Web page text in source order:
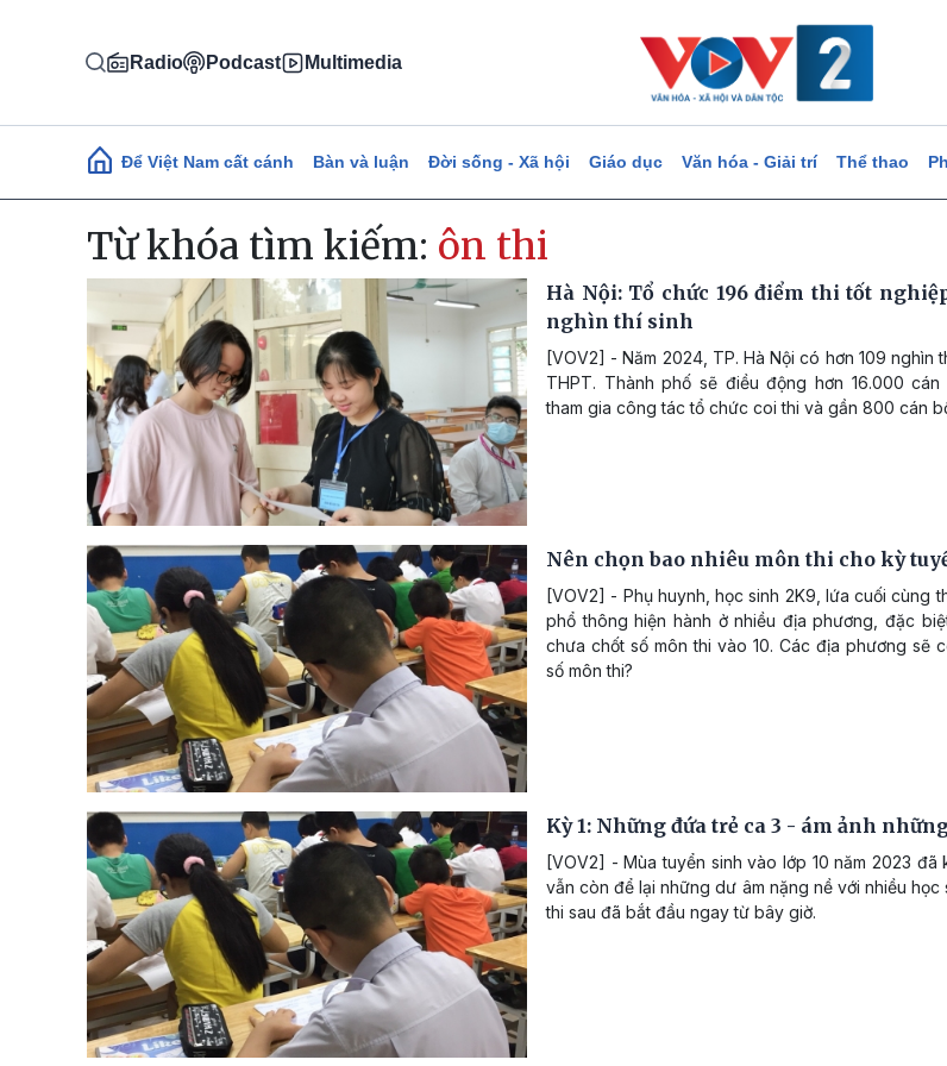
Radio Podcast Multimedia
Main navigation
Để Việt Nam cất cánh Bàn và luận Đời sống - Xã hội Giáo dục Văn hóa - Giải trí Thể thao
Từ khóa tìm kiếm: ôn thi
Hà Nội: Tổ chức 196 điểm thi tốt
nghìn thí sinh
[VOV2] - Năm 2024, TP. Hà Nội có hơn 109 nghìn
THPT. Thành phố sẽ điều động hơn 16.000
tham gia công tác tổ chức coi thi và gần 800 cán
Nên chọn bao nhiêu môn thi cho kỳ
[VOV2] - Phụ huynh, học sinh 2K9, lứa cuối cùng
phổ thông hiện hành ở nhiều địa phương, đặc
chưa chốt số môn thi vào 10. Các địa phương sẽ
số môn thi?
Kỳ 1: Những đứa trẻ ca 3 - ám ảnh
[VOV2] - Mùa tuyển sinh vào lớp 10 năm 2023
vẫn còn để lại những dư âm nặng nề với nhiều học
thi sau đã bắt đầu ngay từ bây giờ.